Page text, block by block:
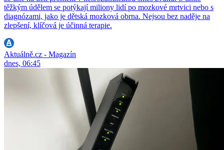
těžkým údělem se potýkají miliony lidí po mozkové mrtvici nebo s
diagnózami, jako je dětská mozková obrna. Nejsou bez naděje na
zlepšení, klíčová je účinná terapie.
Aktuálně.cz - Magazín
dnes, 06:45